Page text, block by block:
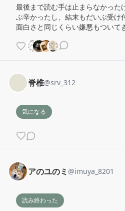
最後まで読む手は止まらなかった
ぶ辛かったし、結末もだいぶ受け
面白さと同じくらい嫌悪もついて
脊椎@srv_312
気になる
アのユのミ @imuya_8201
読み終わった